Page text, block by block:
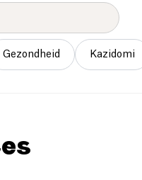
Gezondheid Kazidomi